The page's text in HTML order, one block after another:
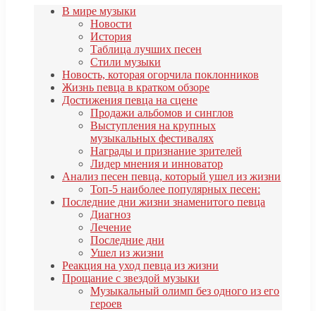
В мире музыки
Новости
История
Таблица лучших песен
Стили музыки
Новость, которая огорчила поклонников
Жизнь певца в кратком обзоре
Достижения певца на сцене
Продажи альбомов и синглов
Выступления на крупных
музыкальных фестивалях
Награды и признание зрителей
Лидер мнения и инноватор
Анализ песен певца, который ушел из жизни
Топ-5 наиболее популярных песен:
Последние дни жизни знаменитого певца
Диагноз
Лечение
Последние дни
Ушел из жизни
Реакция на уход певца из жизни
Прощание с звездой музыки
Музыкальный олимп без одного из его
героев